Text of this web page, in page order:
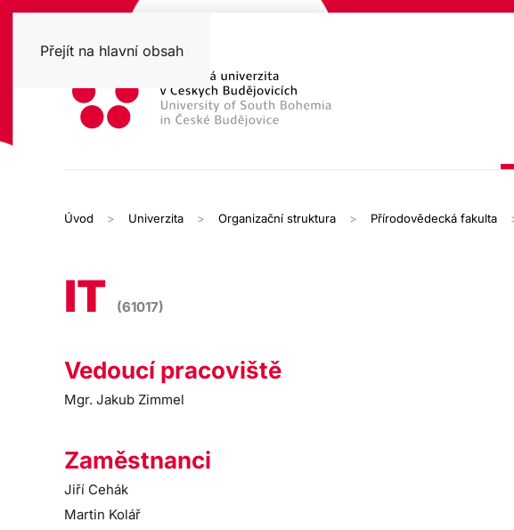
Přejít na hlavní obsah
Úvod Univerzita Organizační struktura Přírodovědecká fakulta
IT (61017)
Vedoucí pracoviště
Mgr. Jakub Zimmel
Zaměstnanci
Jiří Cehák
Martin Kolář